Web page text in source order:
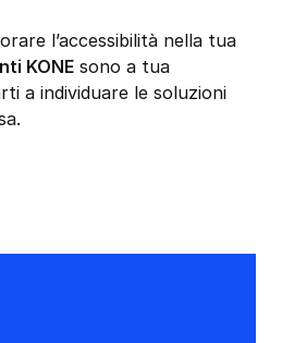
l’accessibilità nella tua
KONE sono a tua
a individuare le soluzioni